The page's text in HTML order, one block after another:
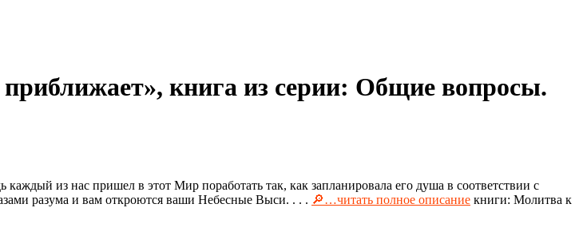
книга из серии: Общие вопросы.
из нас пришел в этот Мир поработать так, как запланировала его душа в соответствии с
разума и вам откроются ваши Небесные Выси. . . . 🔎…читать полное описание книги: Молитва к